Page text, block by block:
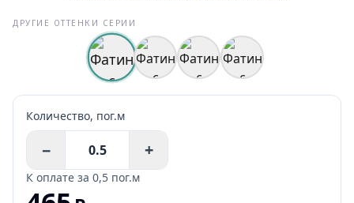
ДРУГИЕ ОТТЕНКИ СЕРИИ
Количество, пог.м
− +
К оплате за 0,5 пог.м